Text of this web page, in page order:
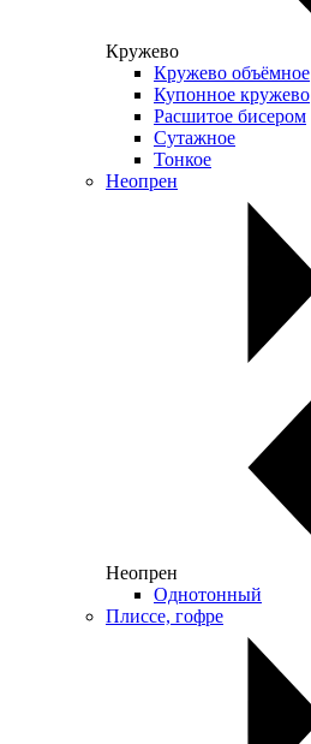
Кружево
Кружево объёмное
Купонное кружево
Расшитое бисером
Сутажное
Тонкое
Неопрен
Неопрен
Однотонный
Плиссе, гофре